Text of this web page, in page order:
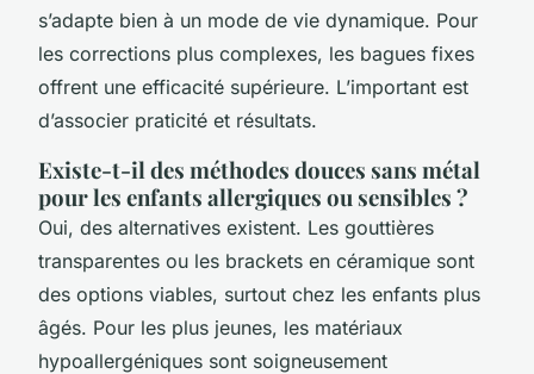
s’adapte bien à un mode de vie dynamique. Pour
les corrections plus complexes, les bagues fixes
offrent une efficacité supérieure. L’important est
d’associer praticité et résultats.
Existe-t-il des méthodes douces sans métal
pour les enfants allergiques ou sensibles ?
Oui, des alternatives existent. Les gouttières
transparentes ou les brackets en céramique sont
des options viables, surtout chez les enfants plus
âgés. Pour les plus jeunes, les matériaux
hypoallergéniques sont soigneusement